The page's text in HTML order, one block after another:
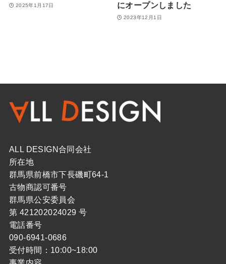
2025年1月17日
にオープンしました
2023年12月1日
ALL DESIGN合同会社
所在地
群馬県前橋市下長磯町64-1
古物商認可番号
群馬県公安委員会
第 421202024029 号
電話番号
090-6941-0686
受付時間：10:00~18:00